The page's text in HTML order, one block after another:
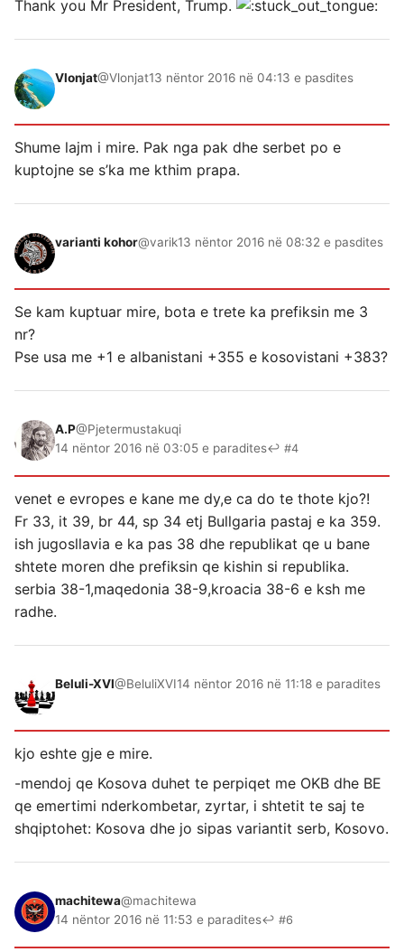
Thank you Mr President, Trump.
Vlonjat@Vlonjat13 nëntor 2016 në 04:13 e pasdites
Shume lajm i mire. Pak nga pak dhe serbet po e
kuptojne se s’ka me kthim prapa.
varianti kohor@varik13 nëntor 2016 në 08:32 e pasdites
Se kam kuptuar mire, bota e trete ka prefiksin me 3
nr?
Pse usa me +1 e albanistani +355 e kosovistani +383?
A.P@Pjetermustakuqi
14 nëntor 2016 në 03:05 e paradites↩ #4
venet e evropes e kane me dy,e ca do te thote kjo?!
Fr 33, it 39, br 44, sp 34 etj Bullgaria pastaj e ka 359.
ish jugosllavia e ka pas 38 dhe republikat qe u bane
shtete moren dhe prefiksin qe kishin si republika.
serbia 38-1,maqedonia 38-9,kroacia 38-6 e ksh me
radhe.
Beluli-XVI@BeluliXVI14 nëntor 2016 në 11:18 e paradites
kjo eshte gje e mire.
-mendoj qe Kosova duhet te perpiqet me OKB dhe BE
qe emertimi nderkombetar, zyrtar, i shtetit te saj te
shqiptohet: Kosova dhe jo sipas variantit serb, Kosovo.
machitewa@machitewa
14 nëntor 2016 në 11:53 e paradites↩ #6